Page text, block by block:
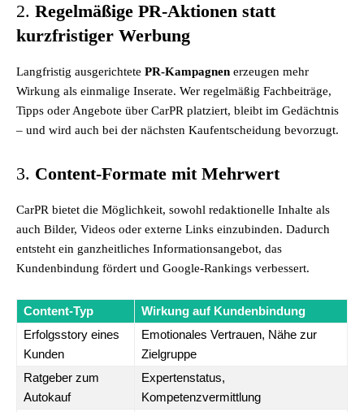
2. Regelmäßige PR-Aktionen statt
kurzfristiger Werbung
Langfristig ausgerichtete PR-Kampagnen erzeugen mehr
Wirkung als einmalige Inserate. Wer regelmäßig Fachbeiträge,
Tipps oder Angebote über CarPR platziert, bleibt im Gedächtnis
– und wird auch bei der nächsten Kaufentscheidung bevorzugt.
3. Content-Formate mit Mehrwert
CarPR bietet die Möglichkeit, sowohl redaktionelle Inhalte als
auch Bilder, Videos oder externe Links einzubinden. Dadurch
entsteht ein ganzheitliches Informationsangebot, das
Kundenbindung fördert und Google-Rankings verbessert.
Content-Typ
Wirkung auf Kundenbindung
Erfolgsstory eines
Kunden
Emotionales Vertrauen, Nähe zur
Zielgruppe
Ratgeber zum
Autokauf
Expertenstatus,
Kompetenzvermittlung